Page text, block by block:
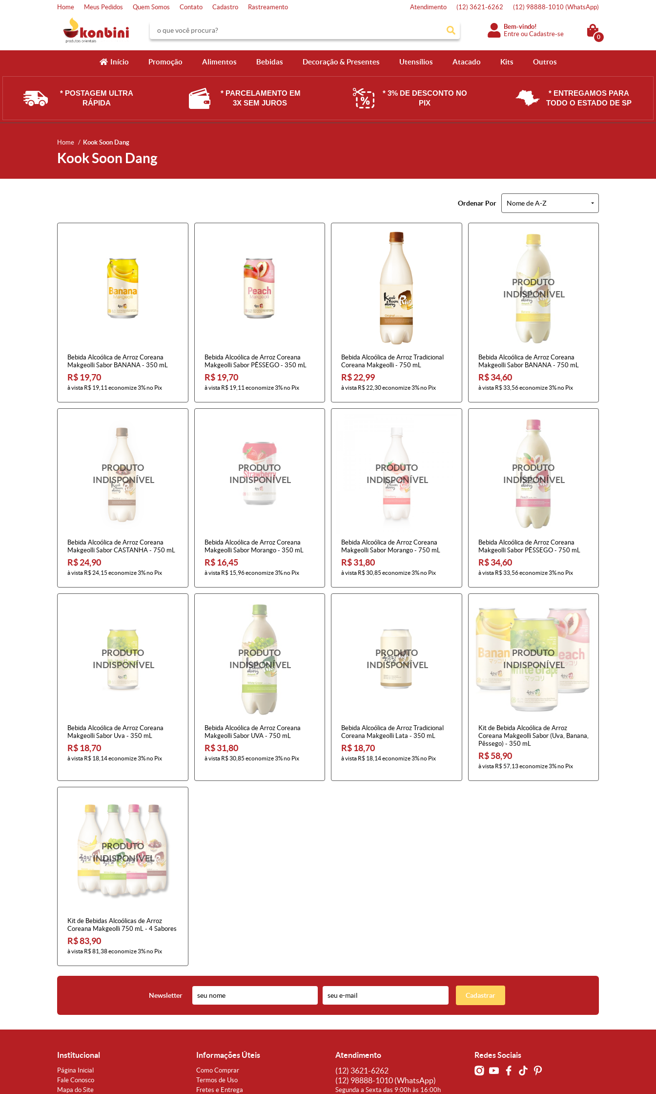
Home Meus Pedidos Quem Somos Contato Cadastro Rastreamento Atendimento (12) 3621-6262 (12) 98888-1010 (WhatsApp)
Bem-vindo!
Entre ouCadastre-se 0
Início Promoção Alimentos Bebidas Decoração & Presentes Utensílios Atacado Kits Outros
* POSTAGEM ULTRA
RÁPIDA
* PARCELAMENTO EM
3X SEM JUROS
* 3% DE DESCONTO NO
PIX
* ENTREGAMOS PARA
TODO O ESTADO DE SP
Home Kook Soon Dang
Kook Soon Dang
Ordenar Por Nome de A-Z
Bebida Alcoólica de Arroz Coreana
Makgeolli Sabor BANANA - 350 mL
R$ 19,70
à vista R$ 19,11 economize3%no Pix
Bebida Alcoólica de Arroz Coreana
Makgeolli Sabor PÊSSEGO - 350 mL
R$ 19,70
à vista R$ 19,11 economize3%no Pix
Bebida Alcoólica de Arroz Tradicional
Coreana Makgeolli - 750 mL
R$ 22,99
à vista R$ 22,30economize3%no Pix
Bebida Alcoólica de Arroz Coreana
Makgeolli Sabor BANANA - 750 mL
R$ 34,60
à vista R$ 33,56economize3%no Pix
Bebida Alcoólica de Arroz Coreana
Makgeolli Sabor CASTANHA - 750 mL
R$ 24,90
à vista R$ 24,15 economize3%no Pix
Bebida Alcoólica de Arroz Coreana
Makgeolli Sabor Morango - 350 mL
R$ 16,45
à vista R$ 15,96economize3%no Pix
Bebida Alcoólica de Arroz Coreana
Makgeolli Sabor Morango - 750 mL
R$ 31,80
à vista R$ 30,85 economize3%no Pix
Bebida Alcoólica de Arroz Coreana
Makgeolli Sabor PÊSSEGO - 750 mL
R$ 34,60
à vista R$ 33,56economize3%no Pix
Bebida Alcoólica de Arroz Coreana
Makgeolli Sabor Uva - 350 mL
R$ 18,70
à vista R$ 18,14economize3%no Pix
Bebida Alcoólica de Arroz Coreana
Makgeolli Sabor UVA - 750 mL
R$ 31,80
à vista R$ 30,85 economize3%no Pix
Bebida Alcoólica de Arroz Tradicional
Coreana Makgeolli Lata - 350 mL
R$ 18,70
à vista R$ 18,14economize3%no Pix
Kit de Bebida Alcoólica de Arroz
Coreana Makgeolli Sabor (Uva, Banana,
Pêssego) - 350 mL
R$ 58,90
à vista R$ 57,13economize3%no Pix
Kit de Bebidas Alcoólicas de Arroz
Coreana Makgeolli 750 mL - 4 Sabores
R$ 83,90
à vista R$ 81,38economize3%no Pix
Newsletter Cadastrar
Institucional
Página Inicial
Fale Conosco
Mapa do Site
Informações Úteis
Como Comprar
Termos de Uso
Fretes e Entrega
Atendimento
(12) 3621-6262
(12) 98888-1010 (WhatsApp)
Segunda a Sexta das 9:00h às 16:00h
Redes Sociais